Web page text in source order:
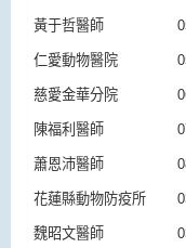
黃于哲醫師
仁愛動物醫院
慈愛金華分院
陳福利醫師
蕭恩沛醫師
花蓮縣動物防疫所
魏昭文醫師